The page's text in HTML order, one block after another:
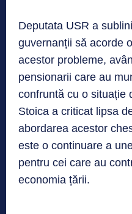
Deputata USR a
guvernanții să acorde
acestor probleme,
pensionarii care au
confruntă cu o situație
Stoica a criticat lipsa
abordarea acestor
este o continuare a
pentru cei care au
economia țării.